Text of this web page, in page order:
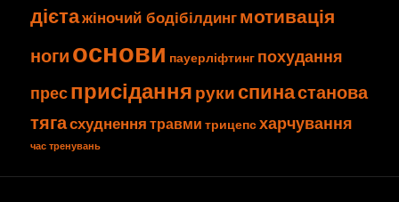
дієтажіночий бодібілдингмотивація
ногиоснови пауерліфтинг похудання
пресприсіданнярукиспинастанова
тягасхудненнятравми трицепсхарчування
час тренувань